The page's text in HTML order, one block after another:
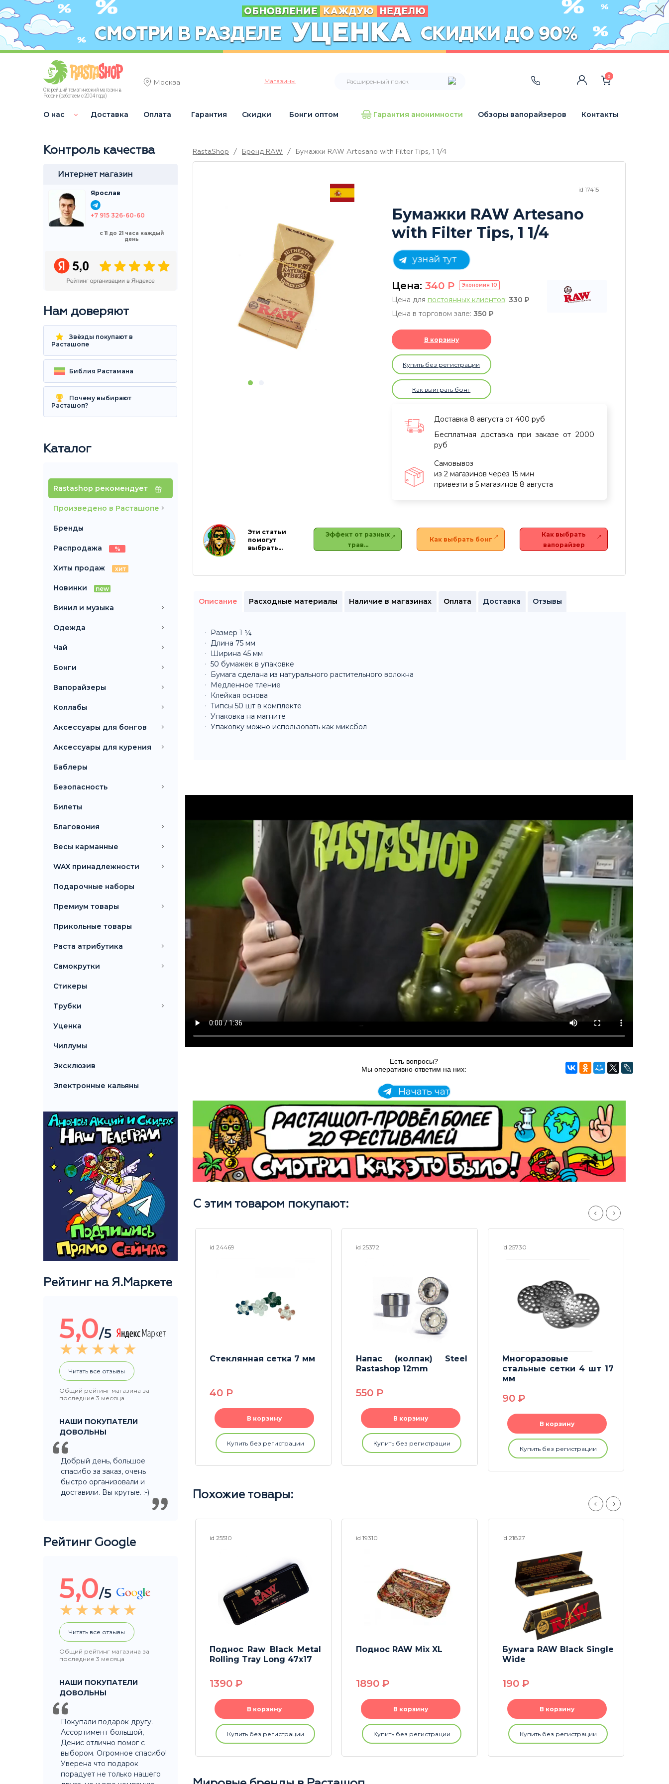
Старейший тематический магазин в
России (работаем с 2004 года)
Москва Магазины
0
О нас Доставка Оплата Гарантия Скидки Бонги оптом Гарантия анонимности Обзоры вапорайзеров Контакты
Контроль качества
Интернет магазин
Ярослав
+7 915 326-60-60
с 11 до 21 часа каждый
день
Нам доверяют
Звёзды покупают в
Расташопе
Библия Растамана
Почему выбирают
Расташоп?
Каталог
Rastashop рекомендует
Произведено в Расташопе
Бренды
Распродажа %
Хиты продаж хит
Новинки new
Винил и музыка
Одежда
Чай
Бонги
Вапорайзеры
Коллабы
Аксессуары для бонгов
Аксессуары для курения
Баблеры
Безопасность
Билеты
Благовония
Весы карманные
WAX принадлежности
Подарочные наборы
Премиум товары
Прикольные товары
Раста атрибутика
Самокрутки
Стикеры
Трубки
Уценка
Чиллумы
Эксклюзив
Электронные кальяны
Рейтинг на Я.Маркете
5,0/5
Читать все отзывы
Общий рейтинг магазина за
последние 3 месяца
НАШИ ПОКУПАТЕЛИ
ДОВОЛЬНЫ
Добрый день, большое
спасибо за заказ, очень
быстро организовали и
доставили. Вы крутые. :-)
Рейтинг Google
5,0/5
Читать все отзывы
Общий рейтинг магазина за
последние 3 месяца
НАШИ ПОКУПАТЕЛИ
ДОВОЛЬНЫ
Покупали подарок другу.
Ассортимент большой,
Денис отлично помог с
выбором. Огромное спасибо!
Уверена что подарок
порадует не только нашего
RastaShop / Бренд RAW / Бумажки RAW Artesano with Filter Tips, 1 1/4
id 17415
Бумажки RAW Artesano
with Filter Tips, 1 1/4
узнай тут
Цена: 340 P Экономия 10
Цена для постоянных клиентов: 330 P
Цена в торговом зале: 350 P
В корзину
Купить без регистрации
Как выиграть бонг
Доставка 8 августа от 400 руб
Бесплатная доставка при заказе от 2000
руб
Самовывоз
из 2 магазинов через 15 мин
привезти в 5 магазинов 8 августа
Эти статьи
помогут
выбрать…
Эффект от разных
трав…
Как выбрать бонг
Как выбрать
вапорайзер
Описание
Размер 1 ¼
Длина 75 мм
Ширина 45 мм
50 бумажек в упаковке
Бумага сделана из натурального растительного волокна
Медленное тление
Клейкая основа
Типсы 50 шт в комплекте
Упаковка на магните
Упаковку можно использовать как миксбол
Расходные материалы Наличие в магазинах Оплата Доставка Отзывы
Есть вопросы?
Мы оперативно ответим на них:
Начать чат
С этим товаром покупают:
id 22867
Rastashop Moscow
60mm
250P
В корзину
id 24469
Стеклянная сетка 7 мм
40 P
В корзину
Купить без регистрации
id 25372
Напас (колпак) Steel
Rastashop 12mm
550 P
В корзину
Купить без регистрации
id 25730
Многоразовые
стальные сетки 4 шт 17
мм
90 P
В корзину
Купить без регистрации
Похожие товары:
id 25296
Подарочный набор с
аксессуарами для
2990P
id 25510
Поднос Raw Black Metal
Rolling Tray Long 47x17
1390 P
В корзину
Купить без регистрации
id 19310
Поднос RAW Mix XL
1890 P
В корзину
Купить без регистрации
id 21827
Бумага RAW Black Single
Wide
190 P
В корзину
Купить без регистрации